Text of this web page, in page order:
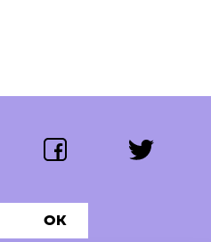
Segue-nos:
facebook twitter
OK